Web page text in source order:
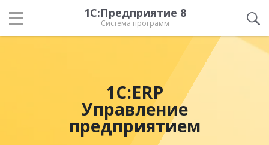
1С:Предприятие 8
Система программ
1С:ERP
Управление
предприятием